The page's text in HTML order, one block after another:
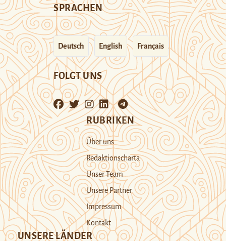
SPRACHEN
Deutsch English Français
FOLGT UNS
RUBRIKEN
Über uns
Redaktionscharta
Unser Team
Unsere Partner
Impressum
Kontakt
UNSERE LÄNDER